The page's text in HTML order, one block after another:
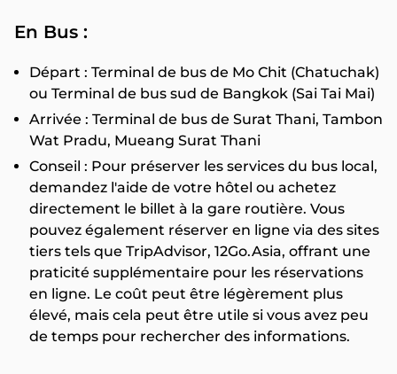
En Bus :
Départ : Terminal de bus de Mo Chit (Chatuchak)
ou Terminal de bus sud de Bangkok (Sai Tai Mai)
Arrivée : Terminal de bus de Surat Thani, Tambon
Wat Pradu, Mueang Surat Thani
Conseil : Pour préserver les services du bus local,
demandez l'aide de votre hôtel ou achetez
directement le billet à la gare routière. Vous
pouvez également réserver en ligne via des sites
tiers tels que TripAdvisor, 12Go.Asia, offrant une
praticité supplémentaire pour les réservations
en ligne. Le coût peut être légèrement plus
élevé, mais cela peut être utile si vous avez peu
de temps pour rechercher des informations.